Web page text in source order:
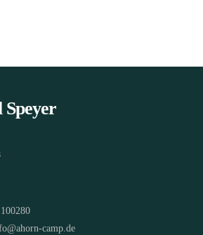
Speyer
camp.de